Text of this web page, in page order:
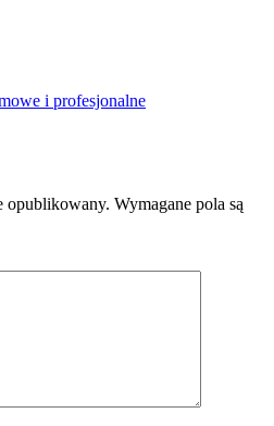
i profesjonalne
opublikowany. Wymagane pola są